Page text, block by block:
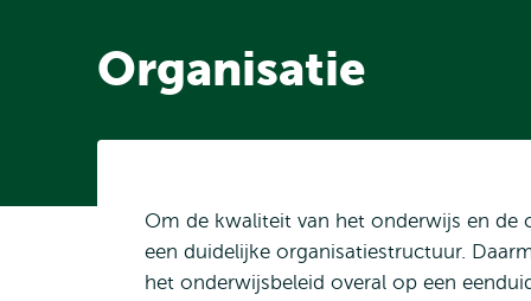
Organisatie
Om de kwaliteit van het onderwijs en de
een duidelijke organisatiestructuur.
het onderwijsbeleid overal op een